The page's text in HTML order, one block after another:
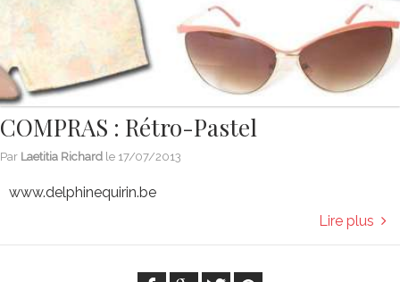
COMPRAS : Rétro-Pastel
Par Laetitia Richard le 17/07/2013
www.delphinequirin.be
Lire plus